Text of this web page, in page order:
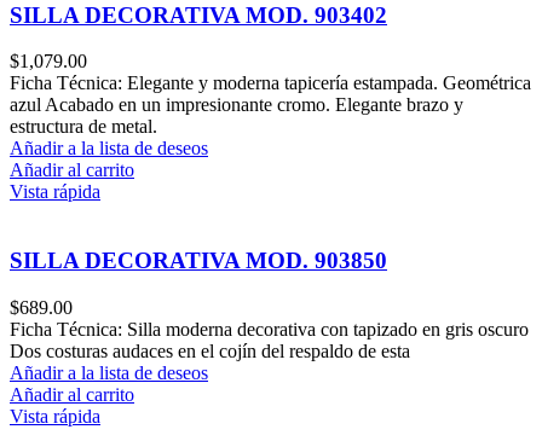
SILLA DECORATIVA MOD. 903402
$1,079.00
Ficha Técnica: Elegante y moderna tapicería estampada. Geométrica
azul Acabado en un impresionante cromo. Elegante brazo y
estructura de metal.
Añadir a la lista de deseos
Añadir al carrito
Vista rápida
SILLA DECORATIVA MOD. 903850
$689.00
Ficha Técnica: Silla moderna decorativa con tapizado en gris oscuro
Dos costuras audaces en el cojín del respaldo de esta
Añadir a la lista de deseos
Añadir al carrito
Vista rápida